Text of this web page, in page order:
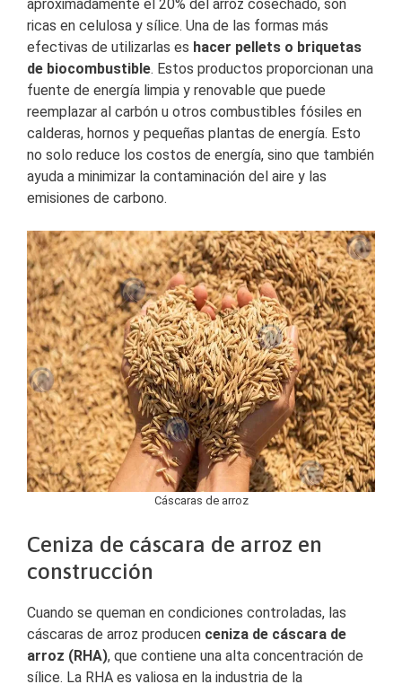
aproximadamente el 20% del arroz cosechado, son
ricas en celulosa y sílice. Una de las formas más
efectivas de utilizarlas es hacer pellets o briquetas
de biocombustible. Estos productos proporcionan una
fuente de energía limpia y renovable que puede
reemplazar al carbón u otros combustibles fósiles en
calderas, hornos y pequeñas plantas de energía. Esto
no solo reduce los costos de energía, sino que también
ayuda a minimizar la contaminación del aire y las
emisiones de carbono.
Cáscaras de arroz
Ceniza de cáscara de arroz en
construcción
Cuando se queman en condiciones controladas, las
cáscaras de arroz producen ceniza de cáscara de
arroz (RHA), que contiene una alta concentración de
sílice. La RHA es valiosa en la industria de la